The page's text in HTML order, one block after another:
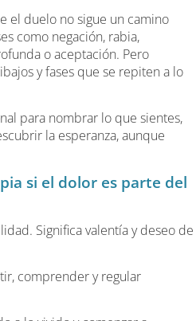
el duelo no sigue un camino
como negación, rabia,
o aceptación. Pero
y fases que se repiten a lo
para nombrar lo que sientes,
la esperanza, aunque
si el dolor es parte del
Significa valentía y deseo de
comprender y regular